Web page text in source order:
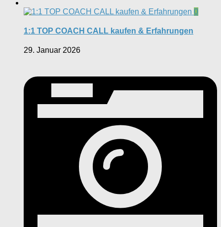
0
1:1 TOP COACH CALL kaufen & Erfahrungen
29. Januar 2026